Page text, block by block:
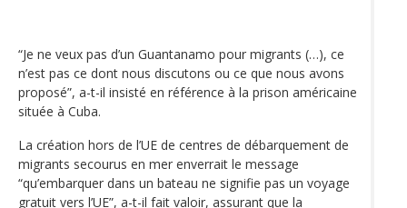
“Je ne veux pas d’un Guantanamo pour migrants (…), ce
n’est pas ce dont nous discutons ou ce que nous avons
proposé”, a-t-il insisté en référence à la prison américaine
située à Cuba.
La création hors de l’UE de centres de débarquement de
migrants secourus en mer enverrait le message
“qu’embarquer dans un bateau ne signifie pas un voyage
gratuit vers l’UE”, a-t-il fait valoir, assurant que la